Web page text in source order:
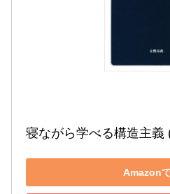
寝ながら学べる構造主義
Amazon